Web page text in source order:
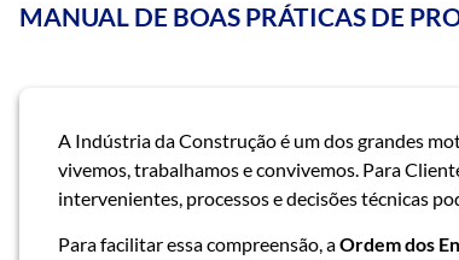
MANUAL DE BOAS PRÁTICAS DE
A Indústria da Construção é um dos grandes
vivemos, trabalhamos e convivemos. Para
intervenientes, processos e decisões técnicas
Para facilitar essa compreensão, aOrdem dos